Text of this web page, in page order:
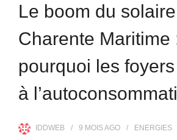
Le boom du
Charente Maritime
pourquoi les
à
IDDWEB 9 MOISAGO ENERGIES